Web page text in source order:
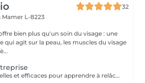
32
Mamer L-8223
bien plus qu'un soin du visage : une
qui agit sur la peau, les muscles du visage
Des pratiques naturelles et efficaces pour apprendre à relâcher les tensions musculaires accumulées au cours de la journée, corriger la posture et défatiguer le regard. En associant la respiration aux exercices, le yoga du visage favorise la relaxation et la concentration mentale. Le Yoga du visage apporte une prise de conscience. C'est une boîte à outils dans laquelle chacun peut piocher l'outil qui répondra à son besoin au moment précis que ce soit un exercice, un automassage, un point d'acupression, le taping. C'est un véritable allié dans la prise en charge du bien-être de vos employés au quotidien ! Ce cours est pratiqué sur place, pour des groupes de 15 personnes maximum et ne nécessite aucun changement de tenue.